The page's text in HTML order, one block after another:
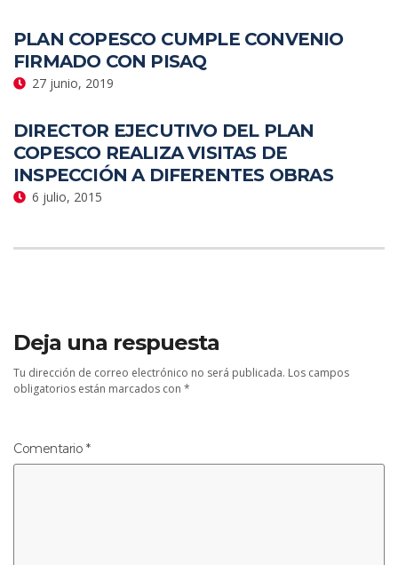
PLAN COPESCO CUMPLE CONVENIO
FIRMADO CON PISAQ
27 junio, 2019
DIRECTOR EJECUTIVO DEL PLAN
COPESCO REALIZA VISITAS DE
INSPECCIÓN A DIFERENTES OBRAS
6 julio, 2015
Deja una respuesta
Tu dirección de correo electrónico no será publicada. Los campos
obligatorios están marcados con *
Comentario *